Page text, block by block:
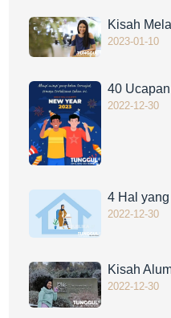
Kisah
2023-01-10
40
2022-12-30
4 Hal
2022-12-30
Kisah
2022-12-30